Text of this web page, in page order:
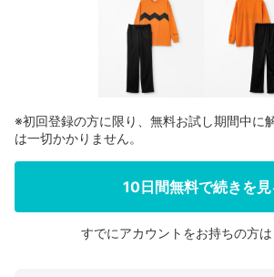
会員登録する
※初回登録の方に限り、無料お試し期間中に
は一切かかりません。
10日間無料で続きを見
すでにアカウントをお持ちの方は